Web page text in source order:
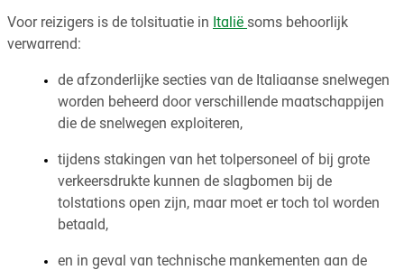
Voor reizigers is de tolsituatie in Italië soms behoorlijk
verwarrend:
de afzonderlijke secties van de Italiaanse snelwegen
worden beheerd door verschillende maatschappijen
die de snelwegen exploiteren,
tijdens stakingen van het tolpersoneel of bij grote
verkeersdrukte kunnen de slagbomen bij de
tolstations open zijn, maar moet er toch tol worden
betaald,
en in geval van technische mankementen aan de